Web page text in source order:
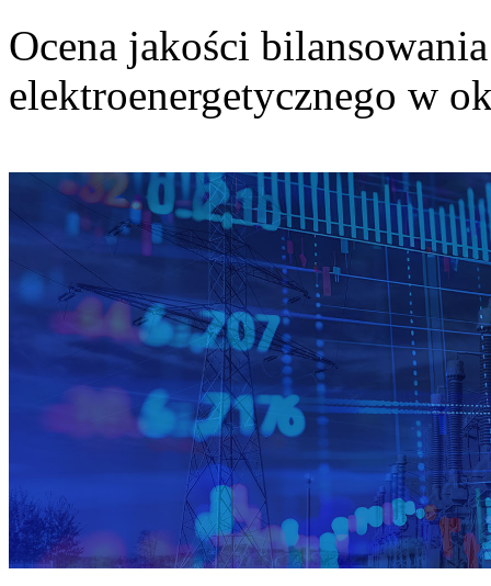
Ocena jakości
elektroenergetycznego w